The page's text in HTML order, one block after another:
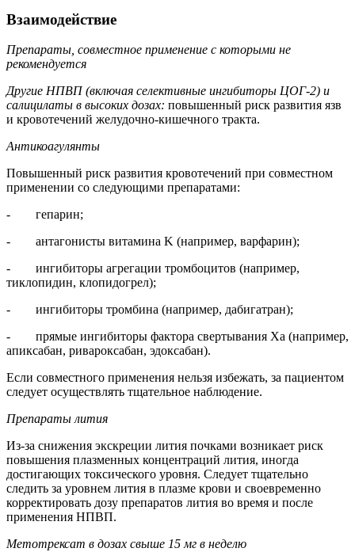
Взаимодействие
Препараты, совместное применение с которыми не
рекомендуется
Другие НПВП (включая селективные ингибиторы ЦОГ‑2) и
салицилаты в высоких дозах: повышенный риск развития язв
и кровотечений желудочно-кишечного тракта.
Антикоагулянты
Повышенный риск развития кровотечений при совместном
применении со следующими препаратами:
- гепарин;
- антагонисты витамина K (например, варфарин);
- ингибиторы агрегации тромбоцитов (например,
тиклопидин, клопидогрел);
- ингибиторы тромбина (например, дабигатран);
- прямые ингибиторы фактора свертывания Xa (например,
апиксабан, ривароксабан, эдоксабан).
Если совместного применения нельзя избежать, за пациентом
следует осуществлять тщательное наблюдение.
Препараты лития
Из-за снижения экскреции лития почками возникает риск
повышения плазменных концентраций лития, иногда
достигающих токсического уровня. Следует тщательно
следить за уровнем лития в плазме крови и своевременно
корректировать дозу препаратов лития во время и после
применения НПВП.
Метотрексат в дозах свыше 15 мг в неделю